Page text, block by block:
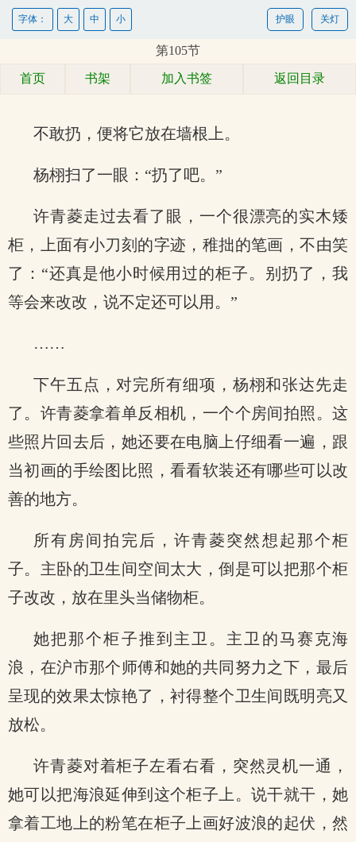
关灯
护眼
字体： 大 中 小
第105节
首页 书架 加入书签 返回目录
不敢扔，便将它放在墙根上。
杨栩扫了一眼：“扔了吧。”
许青菱走过去看了眼，一个很漂亮的实木矮
柜，上面有小刀刻的字迹，稚拙的笔画，不由笑
了：“还真是他小时候用过的柜子。别扔了，我
等会来改改，说不定还可以用。”
……
下午五点，对完所有细项，杨栩和张达先走
了。许青菱拿着单反相机，一个个房间拍照。这
些照片回去后，她还要在电脑上仔细看一遍，跟
当初画的手绘图比照，看看软装还有哪些可以改
善的地方。
所有房间拍完后，许青菱突然想起那个柜
子。主卧的卫生间空间太大，倒是可以把那个柜
子改改，放在里头当储物柜。
她把那个柜子推到主卫。主卫的马赛克海
浪，在沪市那个师傅和她的共同努力之下，最后
呈现的效果太惊艳了，衬得整个卫生间既明亮又
放松。
许青菱对着柜子左看右看，突然灵机一通，
她可以把海浪延伸到这个柜子上。说干就干，她
拿着工地上的粉笔在柜子上画好波浪的起伏，然